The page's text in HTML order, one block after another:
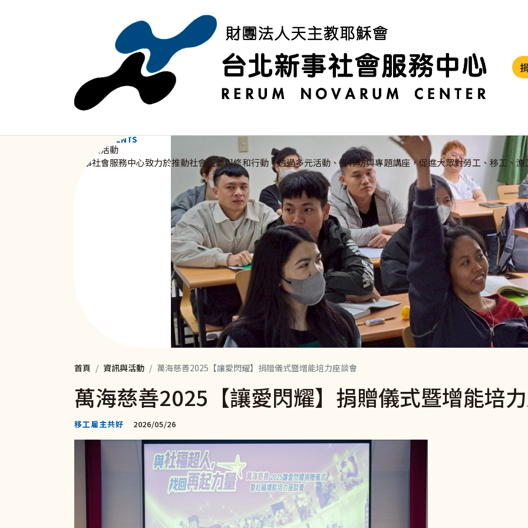
NEWS & EVENTS
資訊與活動
新事社會服務中心致力於推動社會正義與修和行動，透過多元活動、工作坊與專題講座，促進大眾對勞工、移工、
首頁 資訊與活動 萬海慈善2025【讓愛閃耀】捐贈儀式暨增能培力座談會
萬海慈善2025【讓愛閃耀】捐贈儀式暨增能培
移工雇主共好 2026/05/26